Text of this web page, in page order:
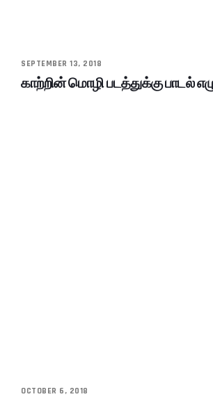
SEPTEMBER 13, 2018
காற்றின் மொழி படத்துக்கு பாடல்
OCTOBER 6, 2018